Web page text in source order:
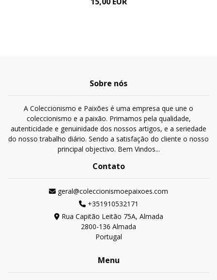
Sobre nós
A Coleccionismo e Paixões é uma empresa que une o
coleccionismo e a paixão. Primamos pela qualidade,
autenticidade e genuinidade dos nossos artigos, e a seriedade
do nosso trabalho diário. Sendo a satisfação do cliente o nosso
principal objectivo. Bem Vindos...
Contato
geral@coleccionismoepaixoes.com
+351910532171
Rua Capitão Leitão 75A, Almada
2800-136 Almada
Portugal
Menu